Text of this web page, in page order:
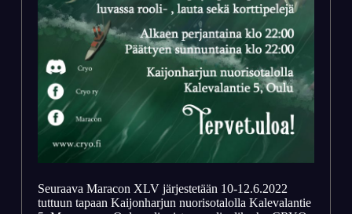
Seuraava Maracon XLV järjestetään 10-12.6.2022
tuttuun tapaan Kaijonharjun nuorisotalolla Kalevalantie